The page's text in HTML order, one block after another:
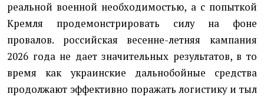
реальной военной необходимостью, а с попыткой
Кремля продемонстрировать силу на фоне
провалов. российская весенне-летняя кампания
2026 года не дает значительных результатов, в то
время как украинские дальнобойные средства
продолжают эффективно поражать логистику и тыл